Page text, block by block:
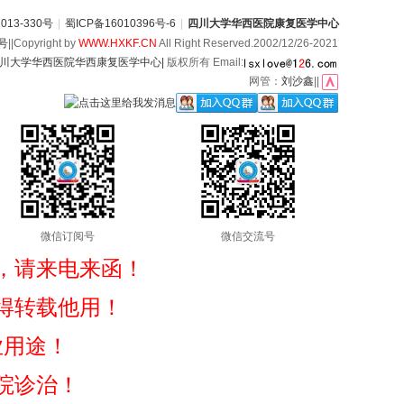
330号 蜀ICP备16010396号-6 四川大学华西医院康复医学中心
||Copyright by WWW.HXKF.CN All Right Reserved.2002/12/26-2021
大学华西医院华西康复医学中心| 版权所有 Email:
网管： 刘沙鑫
微信订阅号 微信交流号
来电来函！
转载他用！
途！
诊治！